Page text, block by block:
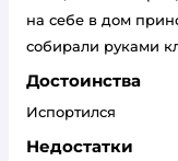
на себе в дом
собирали руками
Достоинства
Испортился
Недостатки